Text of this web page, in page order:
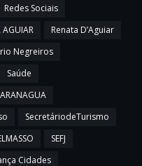
Redes Sociais
AGUIAR
Renata D’Aguiar
Negreiros
Saúde
SecretáriodeTurismo
SEFJ
Cidades